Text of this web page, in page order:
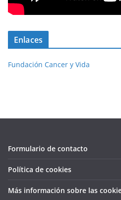
Enlaces
Fundación Cancer y Vida
Formulario de contacto
Política de cookies
Más información sobre las